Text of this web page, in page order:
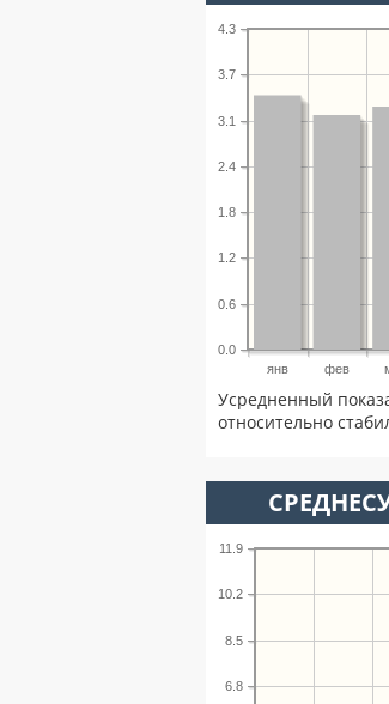
янв фев
0.0
0.6
1.2
1.8
2.4
3.1
3.7
4.3
Усредненный
относительно
6.8
8.5
10.2
11.9